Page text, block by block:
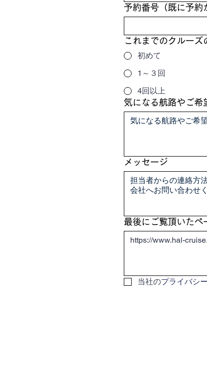
予約番号（既に予約
これまでのクルーズ
初めて
1～３回
4回以上
気になる航路やご希
メッセージ
最後にご覧頂いたペ
当社のプライバシ